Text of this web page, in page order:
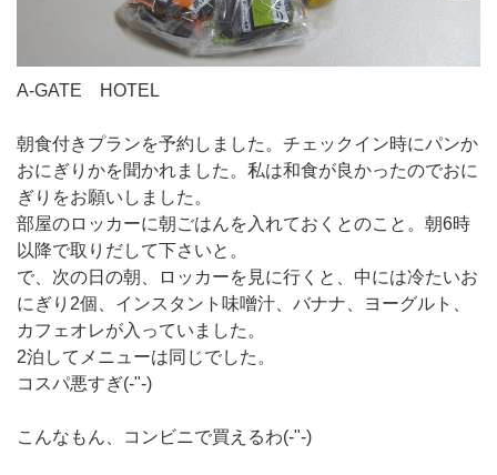
A-GATE HOTEL
朝食付きプランを予約しました。チェックイン時にパンか
おにぎりかを聞かれました。私は和食が良かったのでおに
ぎりをお願いしました。
部屋のロッカーに朝ごはんを入れておくとのこと。朝6時
以降で取りだして下さいと。
で、次の日の朝、ロッカーを見に行くと、中には冷たいお
にぎり2個、インスタント味噌汁、バナナ、ヨーグルト、
カフェオレが入っていました。
2泊してメニューは同じでした。
コスパ悪すぎ(-"-)
こんなもん、コンビニで買えるわ(-"-)